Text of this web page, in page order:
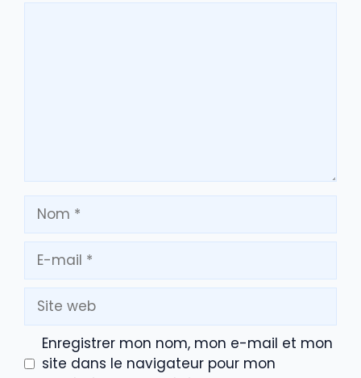
Nom
mail
Site
web
Enregistrer mon nom, mon e-mail et mon
site dans le navigateur pour mon